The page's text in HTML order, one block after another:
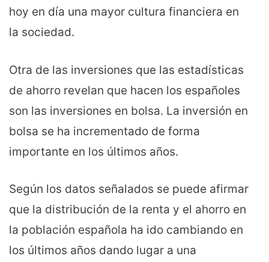
hoy en día una mayor cultura financiera en
la sociedad.
Otra de las inversiones que las estadísticas
de ahorro revelan que hacen los españoles
son las inversiones en bolsa. La inversión en
bolsa se ha incrementado de forma
importante en los últimos años.
Según los datos señalados se puede afirmar
que la distribución de la renta y el ahorro en
la población española ha ido cambiando en
los últimos años dando lugar a una